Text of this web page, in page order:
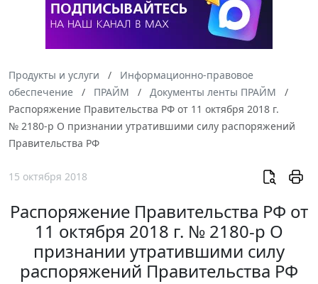
Продукты и услуги
Информационно-правовое
обеспечение
ПРАЙМ
Документы ленты ПРАЙМ
Распоряжение Правительства РФ от 11 октября 2018 г.
№ 2180-р О признании утратившими силу распоряжений
Правительства РФ
15 октября 2018
Распоряжение Правительства РФ от
11 октября 2018 г. № 2180-р О
признании утратившими силу
распоряжений Правительства РФ